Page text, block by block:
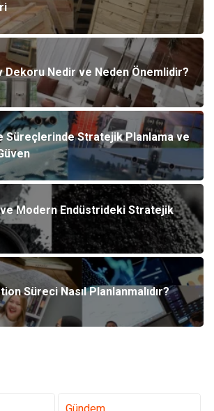
Dekoru Nedir ve Neden Önemlidir?
Süreçlerinde Stratejik Planlama ve
ve Modern Endüstrideki Stratejik
Süreci Nasıl Planlanmalıdır?